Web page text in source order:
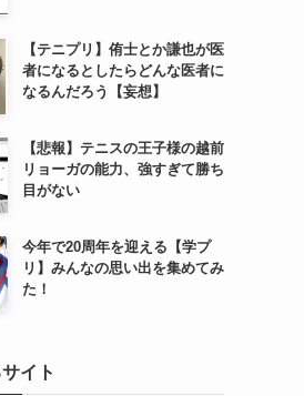
【テニプリ】侑士とか謙也が医
者になるとしたらどんな医者に
なるんだろう【妄想】
【悲報】テニスの王子様の越前
リョーガの能力、強すぎて勝ち
目がない
今年で20周年を迎える【学プ
リ】みんなの思い出を集めてみ
た！
イト